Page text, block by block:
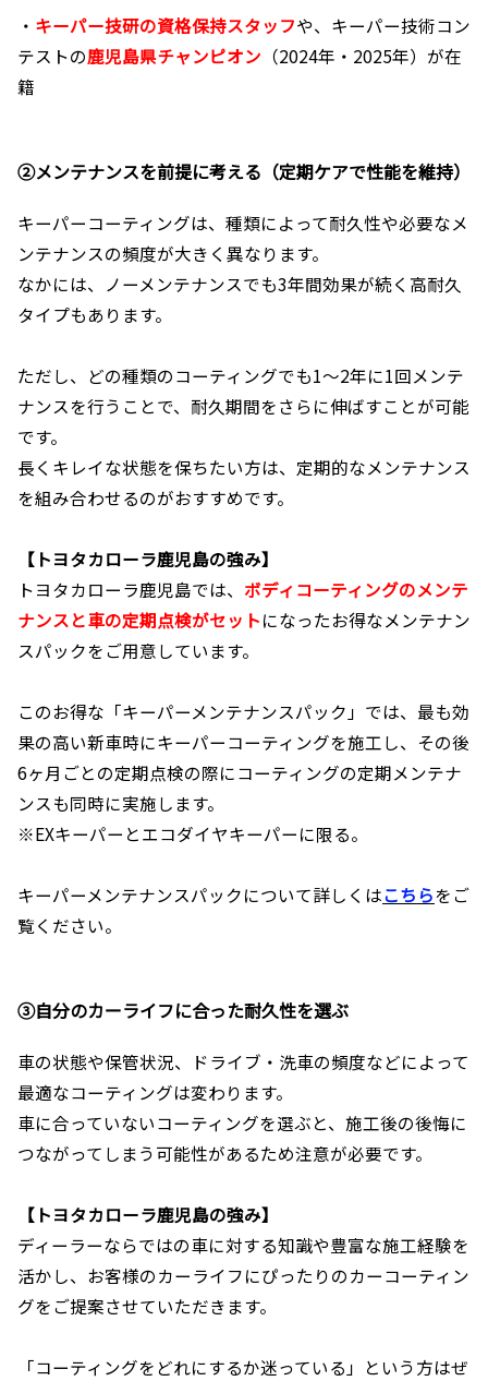
・ キーパー技研の資格保持スタッフや、キーパー技術コン
テストの鹿児島県チャンピオン （2024年・2025年）が在
籍
②メンテナンスを前提に考える（定期ケアで性能を維持）
キーパーコーティングは、種類によって耐久性や必要なメ
ンテナンスの頻度が大きく異なります。
なかには、ノーメンテナンスでも3年間効果が続く高耐久
タイプもあります。
ただし、どの種類のコーティングでも1〜2年に1回メンテ
ナンスを行うことで、耐久期間をさらに伸ばすことが可能
です。
長くキレイな状態を保ちたい方は、定期的なメンテナンス
を組み合わせるのがおすすめです。
【トヨタカローラ鹿児島の強み】
トヨタカローラ鹿児島では、 ボディコーティングのメンテ
ナンスと車の定期点検がセットになったお得なメンテナン
スパックをご用意しています。
このお得な「キーパーメンテナンスパック」では、最も効
果の高い新車時にキーパーコーティングを施工し、その後
6ヶ月ごとの定期点検の際にコーティングの定期メンテナ
ンスも同時に実施します。
※EXキーパーとエコダイヤキーパーに限る。
キーパーメンテナンスパックについて詳しくはこちらをご
覧ください。
③自分のカーライフに合った耐久性を選ぶ
車の状態や保管状況、ドライブ・洗車の頻度などによって
最適なコーティングは変わります。
車に合っていないコーティングを選ぶと、施工後の後悔に
つながってしまう可能性があるため注意が必要です。
【トヨタカローラ鹿児島の強み】
ディーラーならではの車に対する知識や豊富な施工経験を
活かし、お客様のカーライフにぴったりのカーコーティン
グをご提案させていただきます。
「コーティングをどれにするか迷っている」という方はぜ